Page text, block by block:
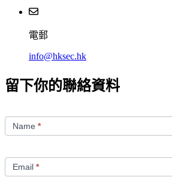
電郵
info@hksec.hk
留下你的聯絡資料
UsName *
Email *